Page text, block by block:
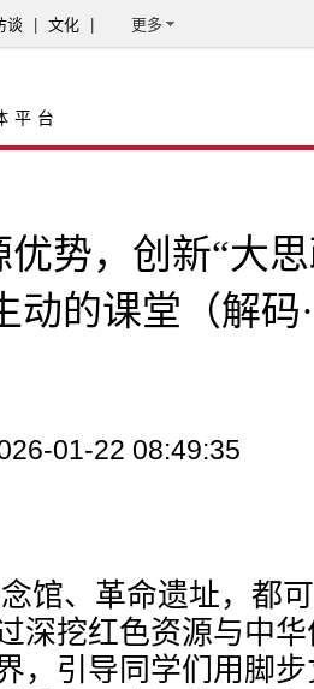
谈 文化 更多
平台
势，创新“大
动的课堂（解码
01-22 08:49:35
馆、革命遗址，都
深挖红色资源与中
，引导同学们用脚